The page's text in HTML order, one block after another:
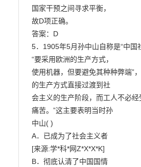
国家干预之间寻求平衡，
故D项正确。
答案：D
5．1905年5月孙中山自称是“中国
“要采用欧洲的生产方式，
使用机器，但要避免其种种弊端”
的生产方式直接过渡到社
会主义的生产阶段，而工人不必
痛苦。”这主要表明当时孙
中山( )
A．已成为了社会主义者
[来源:学*科*网Z*X*X*K]
B．彻底认清了中国国情